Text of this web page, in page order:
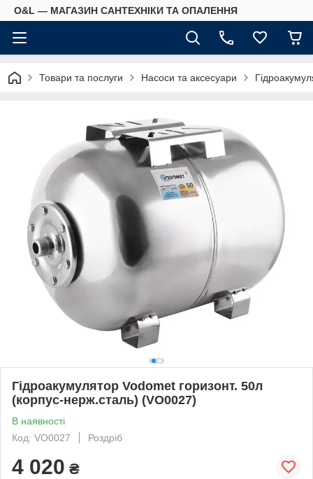
O&L — МАГАЗИН САНТЕХНІКИ ТА ОПАЛЕННЯ
Товари та послуги Насоси та аксесуари
Гідроакумулятор Vodomet горизонт. 50л
(корпус-нерж.сталь) (VO0027)
В наявності
Код: VO0027
Роздріб
4 020 ₴